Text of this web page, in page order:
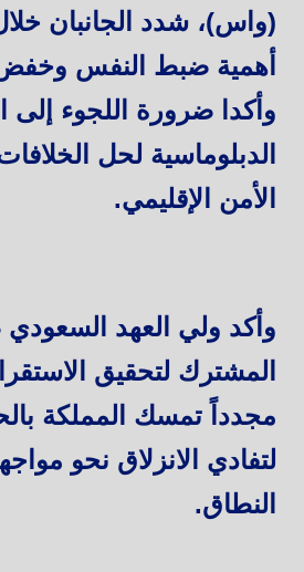
(واس)، شدد الجانبان
أهمية ضبط النفس وخفض
وأكدا ضرورة اللجوء إلى
الدبلوماسية لحل
الأمن الإقليمي.
وأكد ولي العهد
المشترك لتحقيق
مجدداً تمسك المملكة
لتفادي الانزلاق نحو
النطاق.